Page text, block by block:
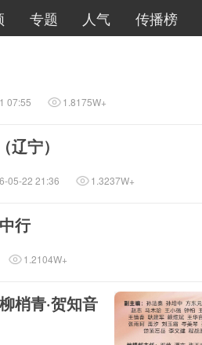
专题 人气 传播榜
07:55 1.8175W+
辽宁）
05-22 21:36 1.3237W+
行
1.2104W+
梢青·贺知音